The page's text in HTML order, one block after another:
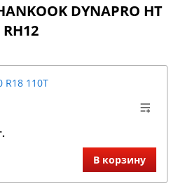
DYNAPRO HT
RH12
R18 110T
В корзину